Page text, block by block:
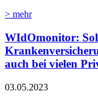
> mehr
WIdOmonitor:
auch bei vielen
03.05.2023